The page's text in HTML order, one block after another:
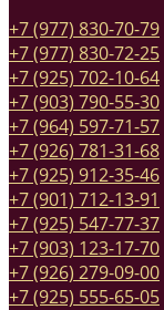
+7 (977) 830-70-79
+7 (977) 830-72-25
+7 (925) 702-10-64
+7 (903) 790-55-30
+7 (964) 597-71-57
+7 (926) 781-31-68
+7 (925) 912-35-46
+7 (901) 712-13-91
+7 (925) 547-77-37
+7 (903) 123-17-70
+7 (926) 279-09-00
+7 (925) 555-65-05